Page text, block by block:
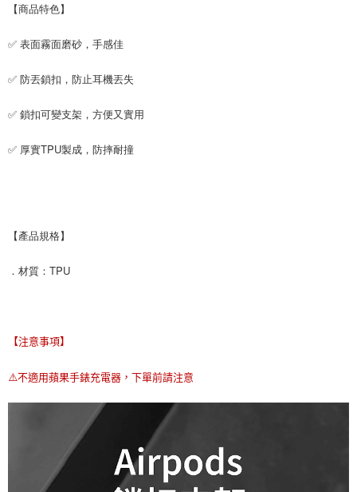
付款後7-11取貨
每筆NT$100，滿NT$990(含以上)免運費
【商品特色】
✅ 表面霧面磨砂，手感佳
✅ 防丟鎖扣，防止耳機丟失
✅ 鎖扣可變支架，方便又實用
✅ 厚實TPU製成，防摔耐撞
【產品規格】
．材質：TPU
【注意事項】
⚠️不適用蘋果手錶充電器，下單前請注意